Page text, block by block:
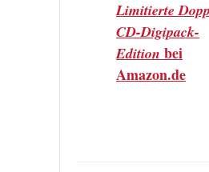
Limitierte
CD-Digipack-
Edition bei
Amazon.de